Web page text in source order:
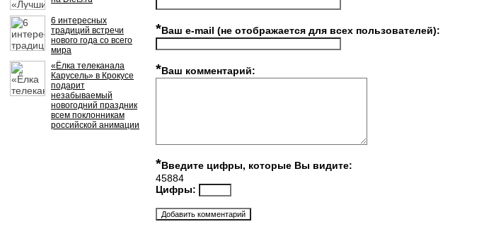
6 интересных
традиций встречи
нового года со всего
мира
«Ёлка телеканала
Карусель» в Крокусе
подарит
незабываемый
новогодний праздник
всем поклонникам
российской анимации
*Ваш e-mail (не отображается для всех пользователей):
*Ваш комментарий:
*Введите цифры, которые Вы видите:
45884
Цифры: